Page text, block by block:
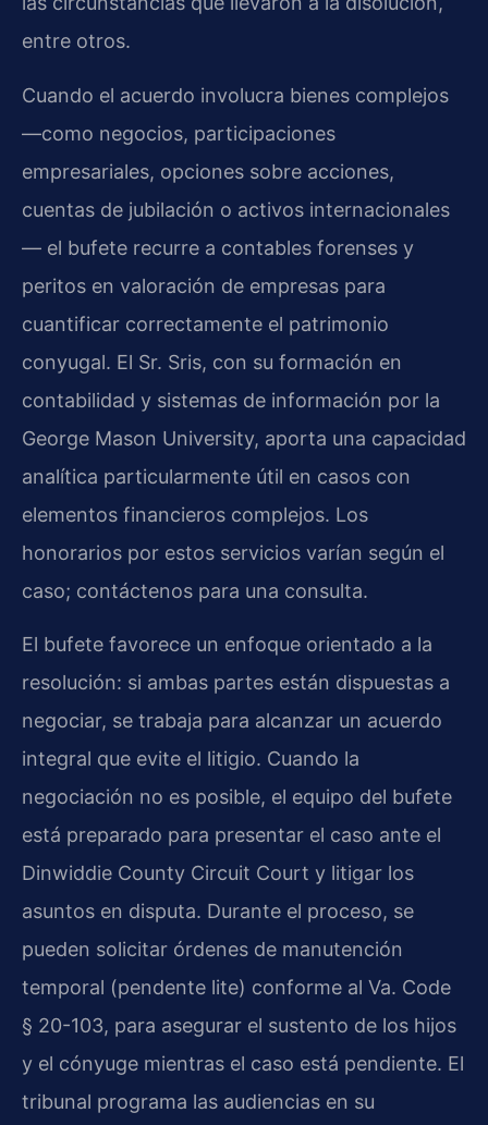
entre otros.
Cuando el acuerdo involucra bienes complejos
—como negocios, participaciones
empresariales, opciones sobre acciones,
cuentas de jubilación o activos internacionales
— el bufete recurre a contables forenses y
peritos en valoración de empresas para
cuantificar correctamente el patrimonio
conyugal. El Sr. Sris, con su formación en
contabilidad y sistemas de información por la
George Mason University, aporta una capacidad
analítica particularmente útil en casos con
elementos financieros complejos. Los
honorarios por estos servicios varían según el
caso; contáctenos para una consulta.
El bufete favorece un enfoque orientado a la
resolución: si ambas partes están dispuestas a
negociar, se trabaja para alcanzar un acuerdo
integral que evite el litigio. Cuando la
negociación no es posible, el equipo del bufete
está preparado para presentar el caso ante el
Dinwiddie County Circuit Court y litigar los
asuntos en disputa. Durante el proceso, se
pueden solicitar órdenes de manutención
temporal (pendente lite) conforme al Va. Code
§ 20-103, para asegurar el sustento de los hijos
y el cónyuge mientras el caso está pendiente. El
tribunal programa las audiencias en su